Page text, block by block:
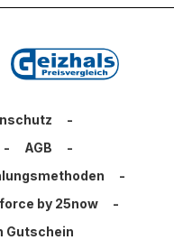
-
- AGB
-
-
by 25now
-
Gutschein